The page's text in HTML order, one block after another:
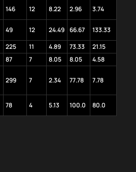
146 12 8.22 2.96 3.74
49 12 24.49 66.67
133.33
225 11 4.89 73.33
21.15
87 7 8.05 8.05 4.58
299 7 2.34 77.78 7.78
78 4 5.13 100.0 80.0